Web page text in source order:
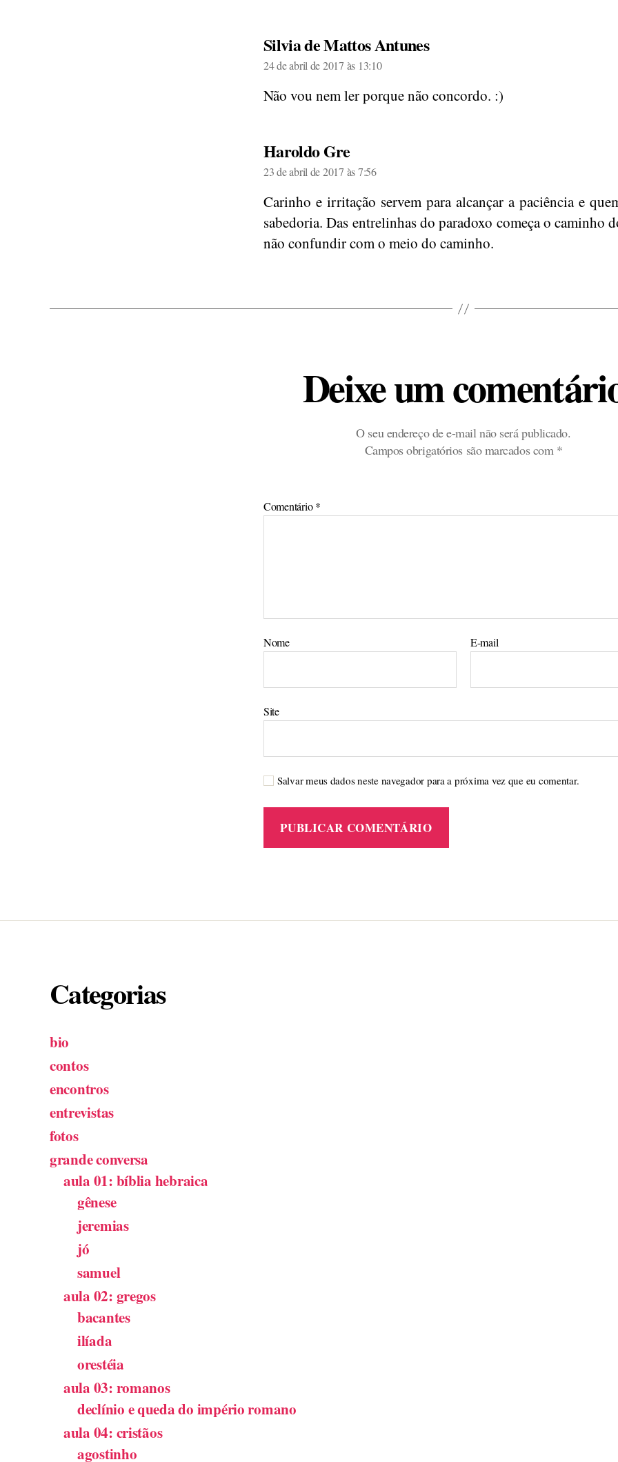
Silvia de Mattos Antunesdiz:
24 de abril de 2017 às 13:10
Não vou nem ler porque não concordo. :)
Haroldo Grediz:
23 de abril de 2017 às 7:56
Carinho e irritação servem para alcançar a paciência e
sabedoria. Das entrelinhas do paradoxo começa o caminho
não confundir com o meio do caminho.
Deixe um
O seu endereço de e-mail não será publicado.
Campos obrigatórios são marcados com *
Comentário*
Nome E-mail
Site
Salvar meus dados neste navegador para a próxima vez que eu comentar.
Categorias
bio
contos
encontros
entrevistas
fotos
grande conversa
aula 01: bíblia hebraica
gênese
jeremias
jó
samuel
aula 02: gregos
bacantes
ilíada
orestéia
aula 03: romanos
declínio e queda do império romano
aula 04: cristãos
agostinho